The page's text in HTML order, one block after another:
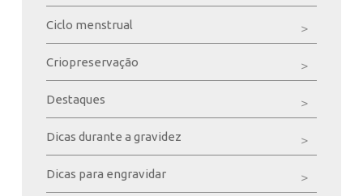
Ciclo menstrual
Criopreservação
Destaques
Dicas durante a gravidez
Dicas para engravidar